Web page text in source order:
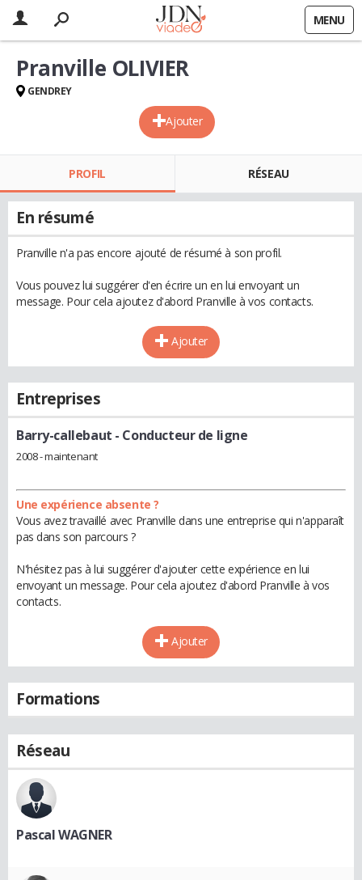
MENU
Ajouter
Pranville OLIVIER
GENDREY
PROFIL RÉSEAU
En résumé
Pranville n'a pas encore ajouté de résumé à son profil.
Vous pouvez lui suggérer d'en écrire un en lui envoyant un
message. Pour cela ajoutez d'abord Pranville à vos contacts.
Ajouter
Entreprises
Barry-callebaut - Conducteur de ligne
2008 - maintenant
Une expérience absente ?
Vous avez travaillé avec Pranville dans une entreprise qui n'apparaît
pas dans son parcours ?
N'hésitez pas à lui suggérer d'ajouter cette expérience en lui
envoyant un message. Pour cela ajoutez d'abord Pranville à vos
contacts.
Ajouter
Formations
Réseau
Pascal WAGNER